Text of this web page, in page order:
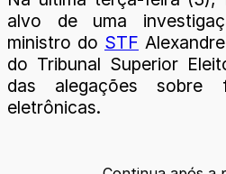
alvo de uma
ministro do STF
do Tribunal Superior
das alegações sobre
eletrônicas.